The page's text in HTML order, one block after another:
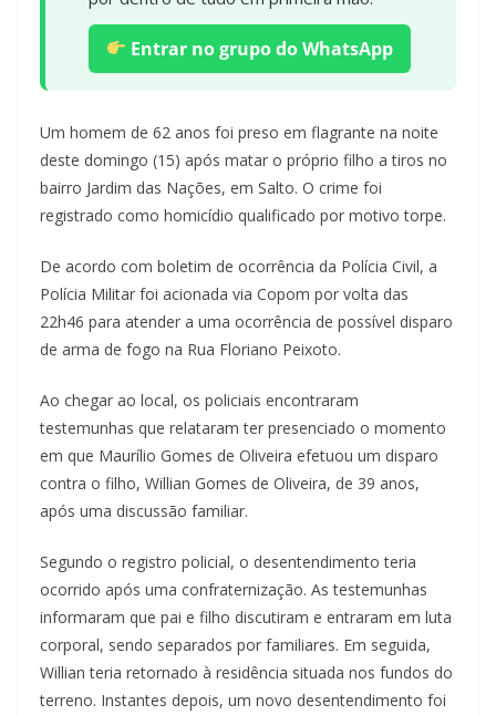
Entrar no grupo do WhatsApp
Um homem de 62 anos foi preso em flagrante na noite
deste domingo (15) após matar o próprio filho a tiros no
bairro Jardim das Nações, em Salto. O crime foi
registrado como homicídio qualificado por motivo torpe.
De acordo com boletim de ocorrência da Polícia Civil, a
Polícia Militar foi acionada via Copom por volta das
22h46 para atender a uma ocorrência de possível disparo
de arma de fogo na Rua Floriano Peixoto.
Ao chegar ao local, os policiais encontraram
testemunhas que relataram ter presenciado o momento
em que Maurílio Gomes de Oliveira efetuou um disparo
contra o filho, Willian Gomes de Oliveira, de 39 anos,
após uma discussão familiar.
Segundo o registro policial, o desentendimento teria
ocorrido após uma confraternização. As testemunhas
informaram que pai e filho discutiram e entraram em luta
corporal, sendo separados por familiares. Em seguida,
Willian teria retornado à residência situada nos fundos do
terreno. Instantes depois, um novo desentendimento foi